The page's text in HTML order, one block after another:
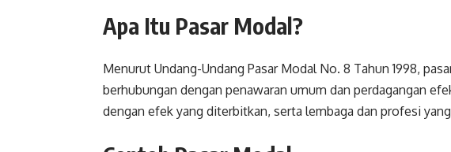
Apa Itu Pasar Modal?
Menurut Undang-Undang Pasar Modal No. 8 Tahun 1998,
berhubungan dengan penawaran umum dan perdagangan
dengan efek yang diterbitkan, serta lembaga dan profesi